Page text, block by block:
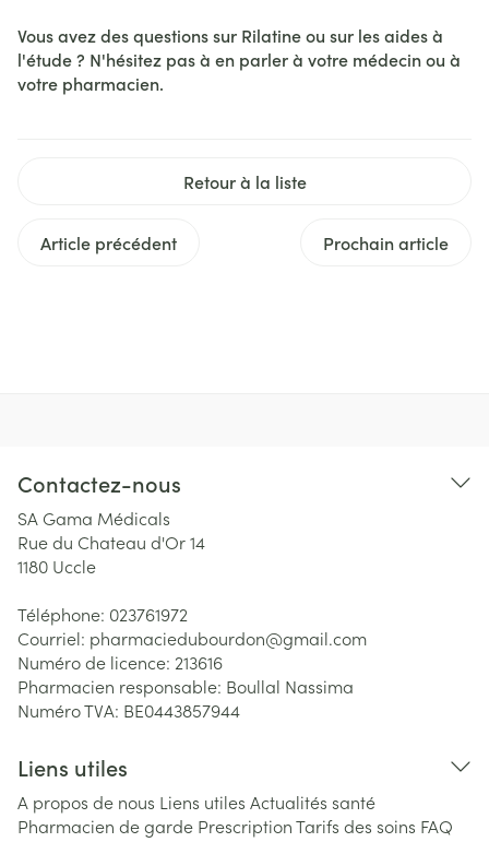
Vous avez des questions sur Rilatine ou sur les aides à
l'étude ? N'hésitez pas à en parler à votre médecin ou à
votre pharmacien.
Retour à la liste
Article précédent Prochain article
Contactez-nous
SA Gama Médicals
Rue du Chateau d'Or 14
1180 Uccle
Téléphone: 023761972
Courriel: pharmaciedubourdon@gmail.com
Numéro de licence: 213616
Pharmacien responsable: Boullal Nassima
Numéro TVA: BE0443857944
Liens utiles
A propos de nous Liens utiles Actualités santé
Pharmacien de garde PrescriptionTarifs des soins FAQ